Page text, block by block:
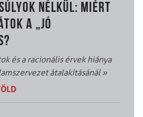
NÉLKÜL: MIÉRT
A „JÓ
és a racionális érvek hiánya
átalakításánál»